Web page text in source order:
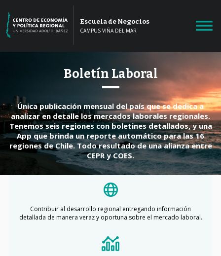
Escuela de Negocios
CAMPUS VIÑA DEL MAR
Boletín Laboral
Única publicación mensual del país que se dedica a
analizar en detalle los mercados laborales regionales.
Tenemos seis regiones con boletines detallados, y una
App que brinda un reporte automático para las 16
regiones de Chile. Todo resultado de una alianza entre
CEPR y COES.
Contribuir al desarrollo regional entregando información
detallada de manera veraz y oportuna sobre el mercado laboral.